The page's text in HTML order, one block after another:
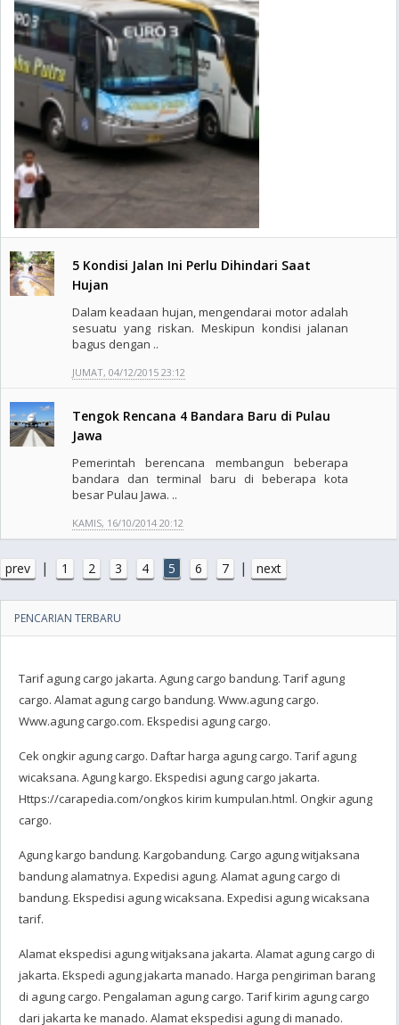
5 Kondisi Jalan Ini Perlu Dihindari Saat
Hujan
Dalam keadaan hujan, mengendarai motor adalah
sesuatu yang riskan. Meskipun kondisi jalanan
bagus dengan ..
JUMAT, 04/12/2015 23:12
Tengok Rencana 4 Bandara Baru di Pulau
Jawa
Pemerintah berencana membangun beberapa
bandara dan terminal baru di beberapa kota
besar Pulau Jawa. ..
KAMIS, 16/10/2014 20:12
prev | 1 2 3 4 5 6 7 | next
PENCARIAN TERBARU
Tarif agung cargo jakarta. Agung cargo bandung. Tarif agung
cargo. Alamat agung cargo bandung. Www.agung cargo.
Www.agung cargo.com. Ekspedisi agung cargo.
Cek ongkir agung cargo. Daftar harga agung cargo. Tarif agung
wicaksana. Agung kargo. Ekspedisi agung cargo jakarta.
Https://carapedia.com/ongkos kirim kumpulan.html. Ongkir agung
cargo.
Agung kargo bandung. Kargobandung. Cargo agung witjaksana
bandung alamatnya. Expedisi agung. Alamat agung cargo di
bandung. Ekspedisi agung wicaksana. Expedisi agung wicaksana
tarif.
Alamat ekspedisi agung witjaksana jakarta. Alamat agung cargo di
jakarta. Ekspedi agung jakarta manado. Harga pengiriman barang
di agung cargo. Pengalaman agung cargo. Tarif kirim agung cargo
dari jakarta ke manado. Alamat ekspedisi agung di manado.